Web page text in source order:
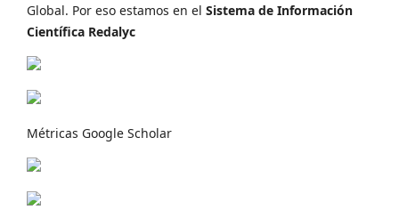
Global. Por eso estamos en el Sistema de Información
Científica Redalyc
Métricas Google Scholar